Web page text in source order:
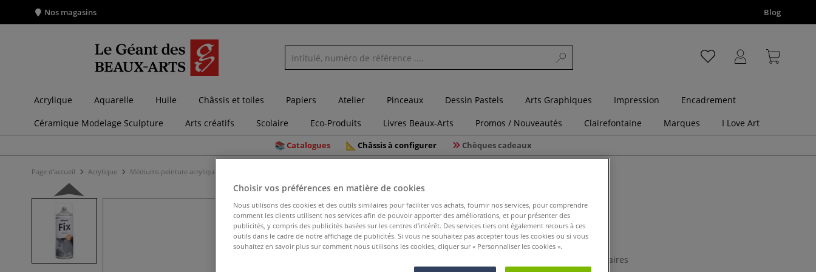
Nos magasins Blog
Acrylique Aquarelle Huile Châssis et toiles Papiers Atelier Pinceaux Dessin Pastels Arts Graphiques Impression
Encadrement
Céramique Modelage Sculpture
Arts créatifs Scolaire Eco-Produits Livres Beaux-Arts Promos / Nouveautés Clairefontaine Marques I Love Art
Catalogues Châssis à configurer Chèques cadeaux
Page d'accueil Acrylique Médiums peinture acrylique
Fixatifs Ghiant
3 Commentaires
Choisir vos préférences en matière de cookies
Nous utilisons des cookies et des outils similaires pour faciliter vos achats, fournir nos services, pour comprendre
comment les clients utilisent nos services afin de pouvoir apporter des améliorations, et pour présenter des
publicités, y compris des publicités basées sur les centres d’intérêt. Des services tiers ont également recours à ces
outils dans le cadre de notre affichage de publicités. Si vous ne souhaitez pas accepter tous les cookies ou si vous
souhaitez en savoir plus sur comment nous utilisons les cookies, cliquer sur « Personnaliser les cookies ».